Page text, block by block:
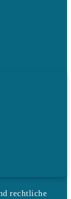
rechtliche